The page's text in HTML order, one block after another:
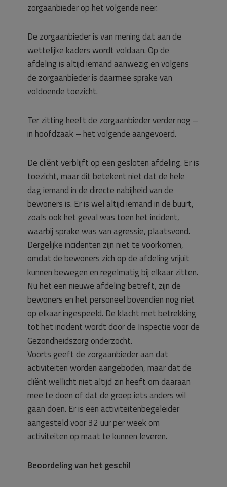
zorgaanbieder op het volgende neer.
De zorgaanbieder is van mening dat aan de
wettelijke kaders wordt voldaan. Op de
afdeling is altijd iemand aanwezig en volgens
de zorgaanbieder is daarmee sprake van
voldoende toezicht.
Ter zitting heeft de zorgaanbieder verder nog –
in hoofdzaak – het volgende aangevoerd.
De cliënt verblijft op een gesloten afdeling. Er is
toezicht, maar dit betekent niet dat de hele
dag iemand in de directe nabijheid van de
bewoners is. Er is wel altijd iemand in de buurt,
zoals ook het geval was toen het incident,
waarbij sprake was van agressie, plaatsvond.
Dergelijke incidenten zijn niet te voorkomen,
omdat de bewoners zich op de afdeling vrijuit
kunnen bewegen en regelmatig bij elkaar zitten.
Nu het een nieuwe afdeling betreft, zijn de
bewoners en het personeel bovendien nog niet
op elkaar ingespeeld. De klacht met betrekking
tot het incident wordt door de Inspectie voor de
Gezondheidszorg onderzocht.
Voorts geeft de zorgaanbieder aan dat
activiteiten worden aangeboden, maar dat de
cliënt wellicht niet altijd zin heeft om daaraan
mee te doen of dat de groep iets anders wil
gaan doen. Er is een activiteitenbegeleider
aangesteld voor 32 uur per week om
activiteiten op maat te kunnen leveren.
Beoordeling van het geschil